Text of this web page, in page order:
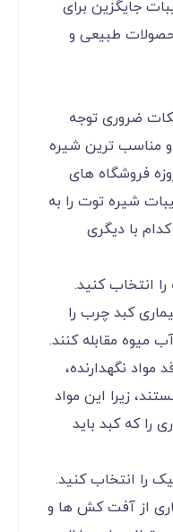
جایگزین برای
طبیعی و
ضروری توجه
و مناسب ترین شیره
فروشگاه های
شیره توت را به
با دیگری
را انتخاب کنید.
کبد چرب را
میوه مقابله کنند.
مواد نگهدارنده،
زیرا این مواد
را که کبد باید
را انتخاب کنید.
از آفت کش ها و